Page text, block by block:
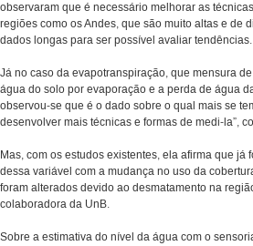
observaram que é necessário melhorar as
regiões como os Andes, que são muito altas e de
dados longas para ser possível avaliar tendências.
Já no caso da evapotranspiração, que mensura
água do solo por evaporação e a perda de água
observou-se que é o dado sobre o qual mais se
desenvolver mais técnicas e formas de medi-la”,
Mas, com os estudos existentes, ela afirma que já
dessa variável com a mudança no uso da
foram alterados devido ao desmatamento na
colaboradora da UnB.
Sobre a estimativa do nível da água com o